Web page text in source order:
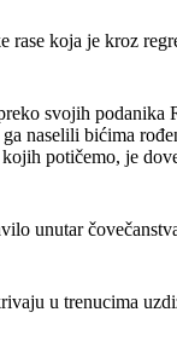
rase koja je kroz
svojih podanika
naselili bićima
kojih potičemo, je
unutar
u trenucima